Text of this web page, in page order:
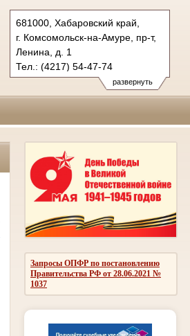
развернуть
681000, Хабаровский край,
г. Комсомольск-на-Амуре, пр-т,
Ленина, д. 1
Тел.: (4217) 54-47-74
centralny.hbr@sudrf.ru
Запросы ОПФР по постановлению
Правительства РФ от 28.06.2021 №
1037